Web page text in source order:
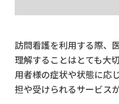
訪問看護を利用する際、
理解することはとても大
用者様の症状や状態に応
担や受けられるサービス